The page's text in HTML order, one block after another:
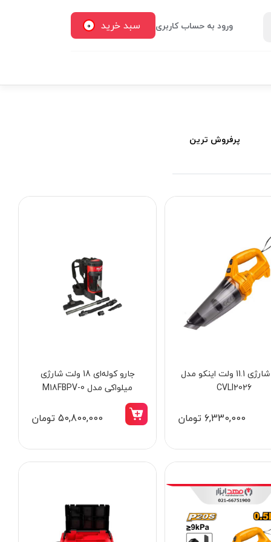
ورود به حساب کاربری سبد خرید 0
14٪
پرفروش ترین
جارو شارژی 11.1 ولت اینکو مدل
CVLI2026
6,330,000 تومان
جارو کوله‌ای 18 ولت شارژی
میلواکی مدل M18FBPV-0
50,800,000 تومان